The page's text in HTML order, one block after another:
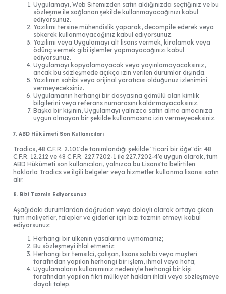
Uygulamayı, Web Sitemizden satın aldığınızda seçtiğiniz ve bu
sözleşme ile sağlanan şekilde kullanmayacağınızı kabul
ediyorsunuz.
Yazılımı tersine mühendislik yaparak, decompile ederek veya
sökerek kullanmayacağınız kabul ediyorsunuz.
Yazılımı veya Uygulamayı alt lisans vermek, kiralamak veya
ödünç vermek gibi işlemler yapmayacağınızı kabul
ediyorsunuz.
Uygulamayı kopyalamayacak veya yayınlamayacaksınız,
ancak bu sözleşmede açıkça izin verilen durumlar dışında.
Yazılımın sahibi veya orijinal yaratıcısı olduğunuz izlenimini
vermeyeceksiniz.
Uygulamanın herhangi bir dosyasına gömülü olan kimlik
bilgilerini veya referans numarasını kaldırmayacaksınız.
Başka bir kişinin, Uygulamayı yalnızca satın alma amacınıza
uygun olmayan bir şekilde kullanmasına izin vermeyeceksiniz.
7. ABD Hükümeti Son Kullanıcıları
Tradics, 48 C.F.R. 2.101'de tanımlandığı şekilde "ticari bir öğe"dir. 48
C.F.R. 12.212 ve 48 C.F.R. 227.7202-1 ile 227.7202-4'e uygun olarak, tüm
ABD Hükümeti son kullanıcıları, yalnızca bu Lisans'ta belirtilen
haklarla Tradics ve ilgili belgeler veya hizmetler kullanma lisansı satın
alır.
8. Bizi Tazmin Ediyorsunuz
Aşağıdaki durumlardan doğrudan veya dolaylı olarak ortaya çıkan
tüm maliyetler, talepler ve giderler için bizi tazmin etmeyi kabul
ediyorsunuz:
Herhangi bir ülkenin yasalarına uymamanız;
Bu sözleşmeyi ihlal etmeniz;
Herhangi bir temsilci, çalışan, lisans sahibi veya müşteri
tarafından yapılan herhangi bir işlem, ihmal veya hata;
Uygulamaların kullanımınız nedeniyle herhangi bir kişi
tarafından yapılan fikri mülkiyet hakları ihlali veya sözleşmeye
dayalı talep.